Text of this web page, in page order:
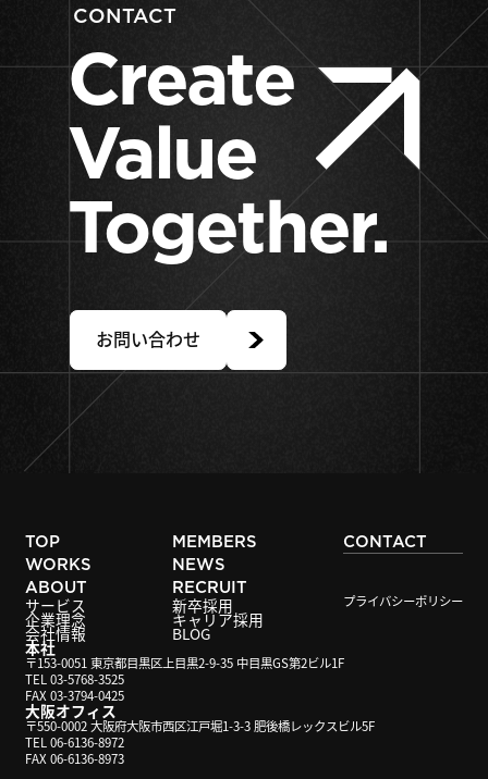
CONTACT
Create
Value
Together.
お問い合わせ
本社
〒153-0051 東京都目黒区上目黒2-9-35 中目黒GS第2ビル1F
TEL 03-5768-3525
FAX 03-3794-0425
大阪オフィス
〒550-0002 大阪府大阪市西区江戸堀1-3-3 肥後橋レックスビル5F
TEL 06-6136-8972
FAX 06-6136-8973
TOP
WORKS
ABOUT
サービス
企業理念
会社情報
MEMBERS
NEWS
RECRUIT
新卒採用
キャリア採用
BLOG
CONTACT
プライバシーポリシー